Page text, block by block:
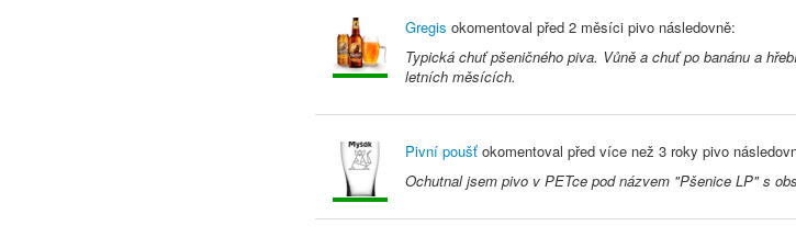
Gregis okomentoval před 2 měsíci pivo následovně:
Typická chuť pšeničného piva. Vůně a chuť po banánu a
letních měsících.
Pivní poušť okomentoval před více než 3 roky pivo
Ochutnal jsem pivo v PETce pod názvem "Pšenice LP" s